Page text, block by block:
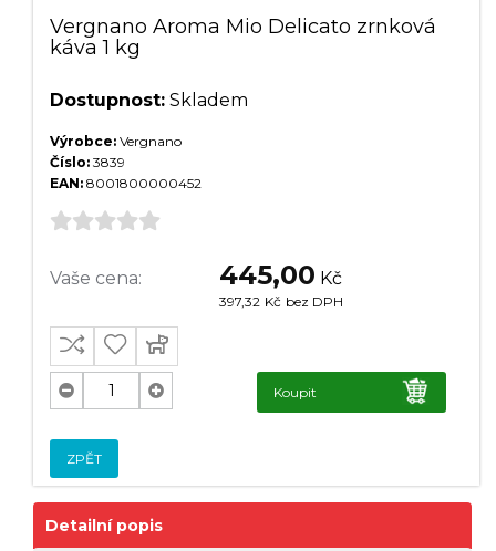
Vergnano Aroma Mio Delicato zrnková
káva 1 kg
Dostupnost: Skladem
Výrobce: Vergnano
Číslo: 3839
EAN: 8001800000452
Vaše cena: 445,00 Kč
397,32 Kč bez DPH
Koupit
ZPĚT
Detailní popis